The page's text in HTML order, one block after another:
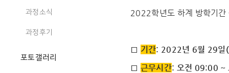
과정소식
과정후기
포토갤러리
2022학년도 하계 방학기간
□ 기간: 2022년 6월 29일
□ 근무시간: 오전 09:00 ~